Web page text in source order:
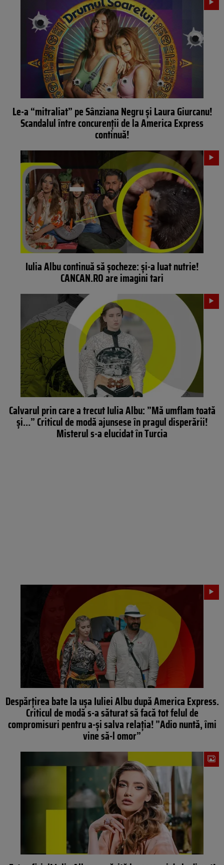
Le-a “mitraliat” pe Sânziana Negru și Laura Giurcanu!
Scandalul între concurenții de la America Express
continuă!
Iulia Albu continuă să șocheze: și-a luat nutrie!
CANCAN.RO are imagini tari
Calvarul prin care a trecut Iulia Albu: ”Mă umflam toată
și…” Criticul de modă ajunsese în pragul disperării!
Misterul s-a elucidat în Turcia
Despărțirea bate la ușa Iuliei Albu după America Express.
Criticul de modă s-a săturat să facă tot felul de
compromisuri pentru a-și salva relația! ”Adio nuntă, îmi
vine să-l omor”